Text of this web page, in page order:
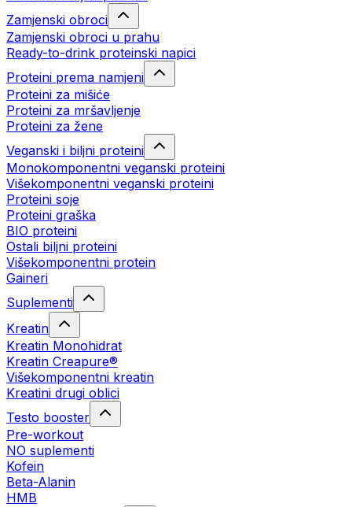
Zamjenski obroci
Zamjenski obroci u prahu
Ready-to-drink proteinski napici
Proteini prema namjeni
Proteini za mišiće
Proteini za mršavljenje
Proteini za žene
Veganski i biljni proteini
Monokomponentni veganski proteini
Višekomponentni veganski proteini
Proteini soje
Proteini graška
BIO proteini
Ostali biljni proteini
Višekomponentni protein
Gaineri
Suplementi
Kreatin
Kreatin Monohidrat
Kreatin Creapure®
Višekomponentni kreatin
Kreatini drugi oblici
Testo booster
Pre-workout
NO suplementi
Kofein
Beta-Alanin
HMB